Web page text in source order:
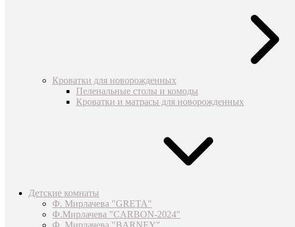
Кроватки для новорожденных
Пеленальные столы и комоды
Кроватки и матрасы для новорожденных
Детские комнаты
Ф. Мирлачева "GRETA"
Ф.Мирлачева "CARBON-2024"
Ф. Мирлачева "BARNEY"